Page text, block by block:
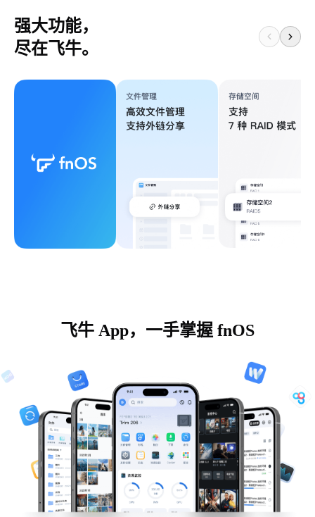
强大功能，
尽在飞牛。
飞牛 App，一手掌握 fnOS